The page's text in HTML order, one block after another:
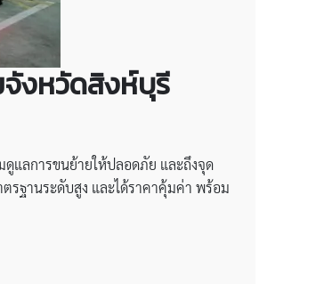
จังหวัดสิงห์บุรี
ดูแลการขนย้ายให้ปลอดภัย และถึงจุด
รฐานระดับสูง และได้ราคาคุ้มค่า พร้อม